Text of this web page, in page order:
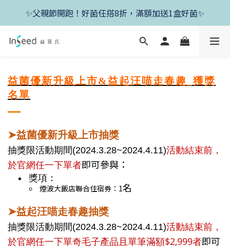
✨新朋友首單現折400+送1盒益生菌，滿額再享免運✨
✨父親節開跑！好菌任搭8折，滿額加送1盒好菌✨
✨新朋友首單現折400+送1盒益生菌，滿額再享免運✨
益菌優新升級上市&益起汪喵走春趣_獲獎
名單
➤益菌優新升級上市抽獎
抽獎限活動期間(2024.3.28~2024.4.11)活動結束前，
於官網任一下單者即可參與：
獎項：
煙波大飯店聯合住宿券：1名
➤益起汪喵走春趣抽獎
抽獎限活動期間(2024.3.28~2024.4.11)活動結束前，
於官網任一下單奇毛子產品且單筆滿額$2,999者即可